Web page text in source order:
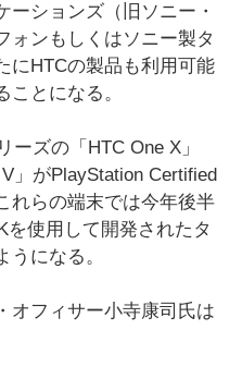
ーションズ（旧ソニー・
ォンもしくはソニー製タ
にHTCの製品も利用可能
とになる。
ーズの「HTC One X」
」がPlayStation Certified
れらの端末では今年後半
を使用して開発されたタ
になる。
オフィサー小寺康司氏は